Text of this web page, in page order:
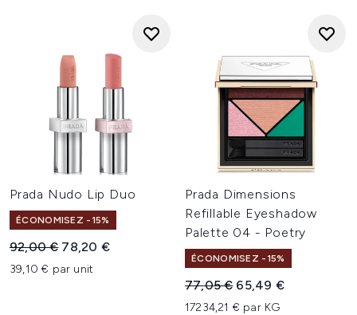
Prada Nudo Lip Duo
ÉCONOMISEZ -15%
Prix de vente :
92,00 € Prix ​​actuel :
78,20 €
39,10 € par unit
Prada Dimensions
Refillable Eyeshadow
Palette 04 - Poetry
ÉCONOMISEZ -15%
Prix de vente :
77,05 € Prix ​​actuel :
65,49 €
17234,21 € par KG